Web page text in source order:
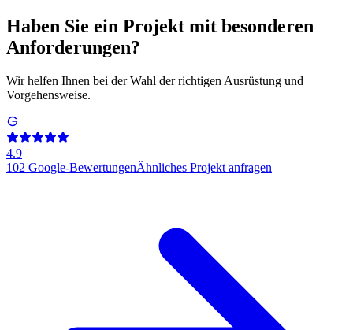
Haben Sie ein Projekt mit besonderen
Anforderungen?
Wir helfen Ihnen bei der Wahl der richtigen Ausrüstung und
Vorgehensweise.
4.9
102 Google-BewertungenÄhnliches Projekt anfragen